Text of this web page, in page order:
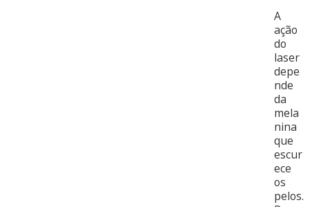
A
ação
do
laser
depe
nde
da
mela
nina
que
escur
ece
os
pelos.